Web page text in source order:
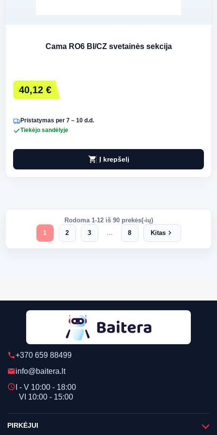
Cama RO6 BI/CZ svetainės sekcija
40,12 €
Pristatymas per 7 – 10 d.d.
Tiekėjo sandėlyje
shopping_cart Į krepšelį
Rodoma 1-12 iš 90 prekės(-ių)
1
2 3 … 8 Kitaschevron_right
phone+370 659 88499
emailinfo@baitera.lt
schedule I - V 10:00 - 18:00
VI 10:00 - 15:00
PIRKĖJUI